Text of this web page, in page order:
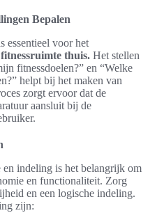
Bepalen
essentieel voor het
thuis. Het stellen
fitnessdoelen?” en “Welke
helpt bij het maken van
zorgt ervoor dat de
aansluit bij de
indeling is het belangrijk om
en functionaliteit. Zorg
en een logische indeling.
zijn: